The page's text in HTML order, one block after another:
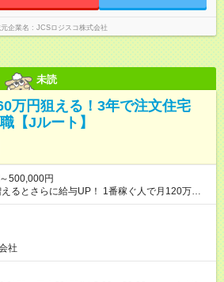
企業名 JCSロジスコ株式会社
未読
万円狙える！3年で注文住宅
【Jルート】
500,000円
るとさらに給与UP！ 1番稼ぐ人で月120万ほ
月
デルイメージ＞ ■月収50万
区在住)※元建築関係 1日150個配達×25日勤務
社